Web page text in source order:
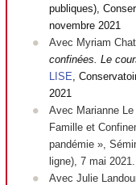
publiques),
novembre 2021
Avec Myriam
confinées. Le
LISE ,
2021
Avec Marianne Le
Famille et
pandémie »,
ligne), 7 mai 2021.
Avec Julie